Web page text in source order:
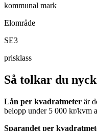
kommunal mark
Elområde
SE3
prisklass
Så tolkar du
Lån per kvadratmeter är
belopp under 5 000 kr/kvm
Sparandet per